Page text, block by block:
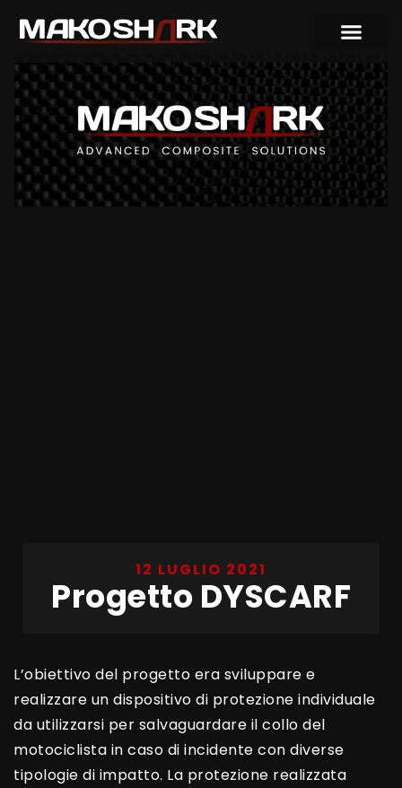
12 LUGLIO 2021
Progetto DYSCARF
L’obiettivo del progetto era sviluppare e
realizzare un dispositivo di protezione individuale
da utilizzarsi per salvaguardare il collo del
motociclista in caso di incidente con diverse
tipologie di impatto. La protezione realizzata